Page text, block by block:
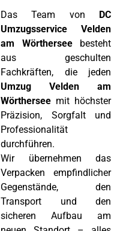
Das Team von
DC
Umzugsservice Velden
am Wörtherseebesteht
aus geschulten
Fachkräften, die jeden
Umzug Velden am
Wörthersee mit höchster
Präzision, Sorgfalt und
Professionalität
durchführen.
Wir übernehmen das
Verpacken empfindlicher
Gegenstände, den
Transport und den
sicheren Aufbau am